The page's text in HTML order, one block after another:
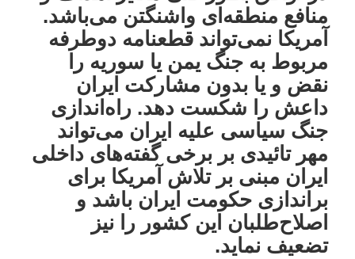
منافع منطقه‌ای واشنگتن می‌باشد.
آمریکا نمی‌تواند قطعنامه دوطرفه
مربوط به جنگ یمن یا سوریه را
نقض و یا بدون مشارکت ایران
داعش را شکست دهد. راه‌اندازی
جنگ سیاسی علیه ایران می‌تواند
مهر تائیدی بر برخی گفته‌های داخلی
ایران مبنی بر تلاش آمریکا برای
براندازی حکومت ایران باشد و
اصلاح‌طلبان این کشور را نیز
تضعیف نماید.